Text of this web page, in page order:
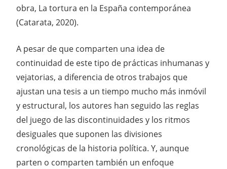
obra, La tortura en la España contemporánea
(Catarata, 2020).
A pesar de que comparten una idea de
continuidad de este tipo de prácticas inhumanas y
vejatorias, a diferencia de otros trabajos que
ajustan una tesis a un tiempo mucho más inmóvil
y estructural, los autores han seguido las reglas
del juego de las discontinuidades y los ritmos
desiguales que suponen las divisiones
cronológicas de la historia política. Y, aunque
parten o comparten también un enfoque